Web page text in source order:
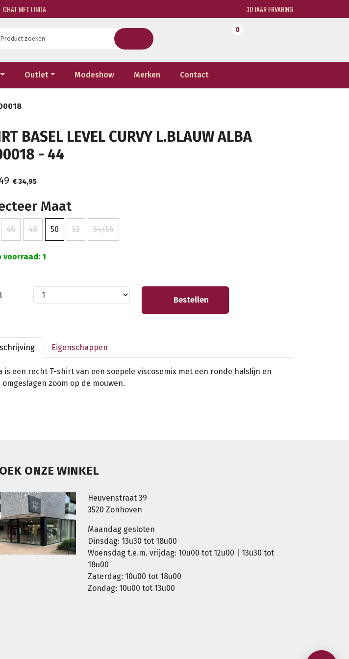
CHAT MET LINDA 30 JAAR ERVARING
0
Outlet Modeshow Merken Contact
BASEL LEVEL CURVY L.BLAUW ALBA
- 44
€ 34,95
Maat
46 48 50 52 54/56
voorraad: 1
Bestellen
Eigenschappen
is een recht T-shirt van een soepele viscosemix met een ronde halslijn en
omgeslagen zoom op de mouwen.
ONZE WINKEL
Heuvenstraat 39
3520 Zonhoven
Maandag gesloten
Dinsdag: 13u30 tot 18u00
Woensdag t.e.m. vrijdag: 10u00 tot 12u00 | 13u30 tot
18u00
Zaterdag: 10u00 tot 18u00
Zondag: 10u00 tot 13u00